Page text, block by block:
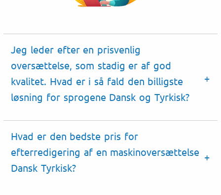
Jeg leder efter en prisvenlig
oversættelse, som stadig er af god
kvalitet. Hvad er i så fald den billigste
løsning for sprogene Dansk og Tyrkisk?
Hvad er den bedste pris for
efterredigering af en maskinoversættelse
Dansk Tyrkisk?